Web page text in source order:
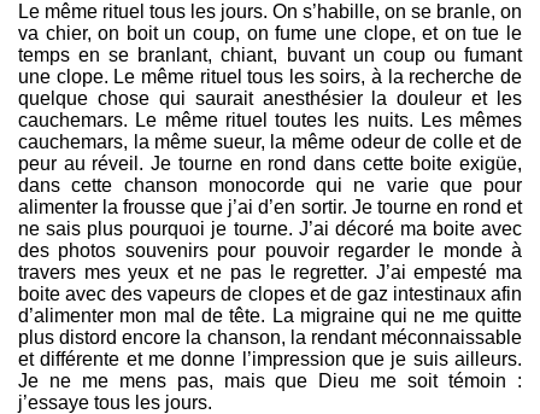
Le même rituel tous les jours. On s’habille, on se branle, on
va chier, on boit un coup, on fume une clope, et on tue le
temps en se branlant, chiant, buvant un coup ou fumant
une clope. Le même rituel tous les soirs, à la recherche de
quelque chose qui saurait anesthésier la douleur et les
cauchemars. Le même rituel toutes les nuits. Les mêmes
cauchemars, la même sueur, la même odeur de colle et de
peur au réveil. Je tourne en rond dans cette boite exigüe,
dans cette chanson monocorde qui ne varie que pour
alimenter la frousse que j’ai d’en sortir. Je tourne en rond et
ne sais plus pourquoi je tourne. J’ai décoré ma boite avec
des photos souvenirs pour pouvoir regarder le monde à
travers mes yeux et ne pas le regretter. J’ai empesté ma
boite avec des vapeurs de clopes et de gaz intestinaux afin
d’alimenter mon mal de tête. La migraine qui ne me quitte
plus distord encore la chanson, la rendant méconnaissable
et différente et me donne l’impression que je suis ailleurs.
Je ne me mens pas, mais que Dieu me soit témoin :
j’essaye tous les jours.